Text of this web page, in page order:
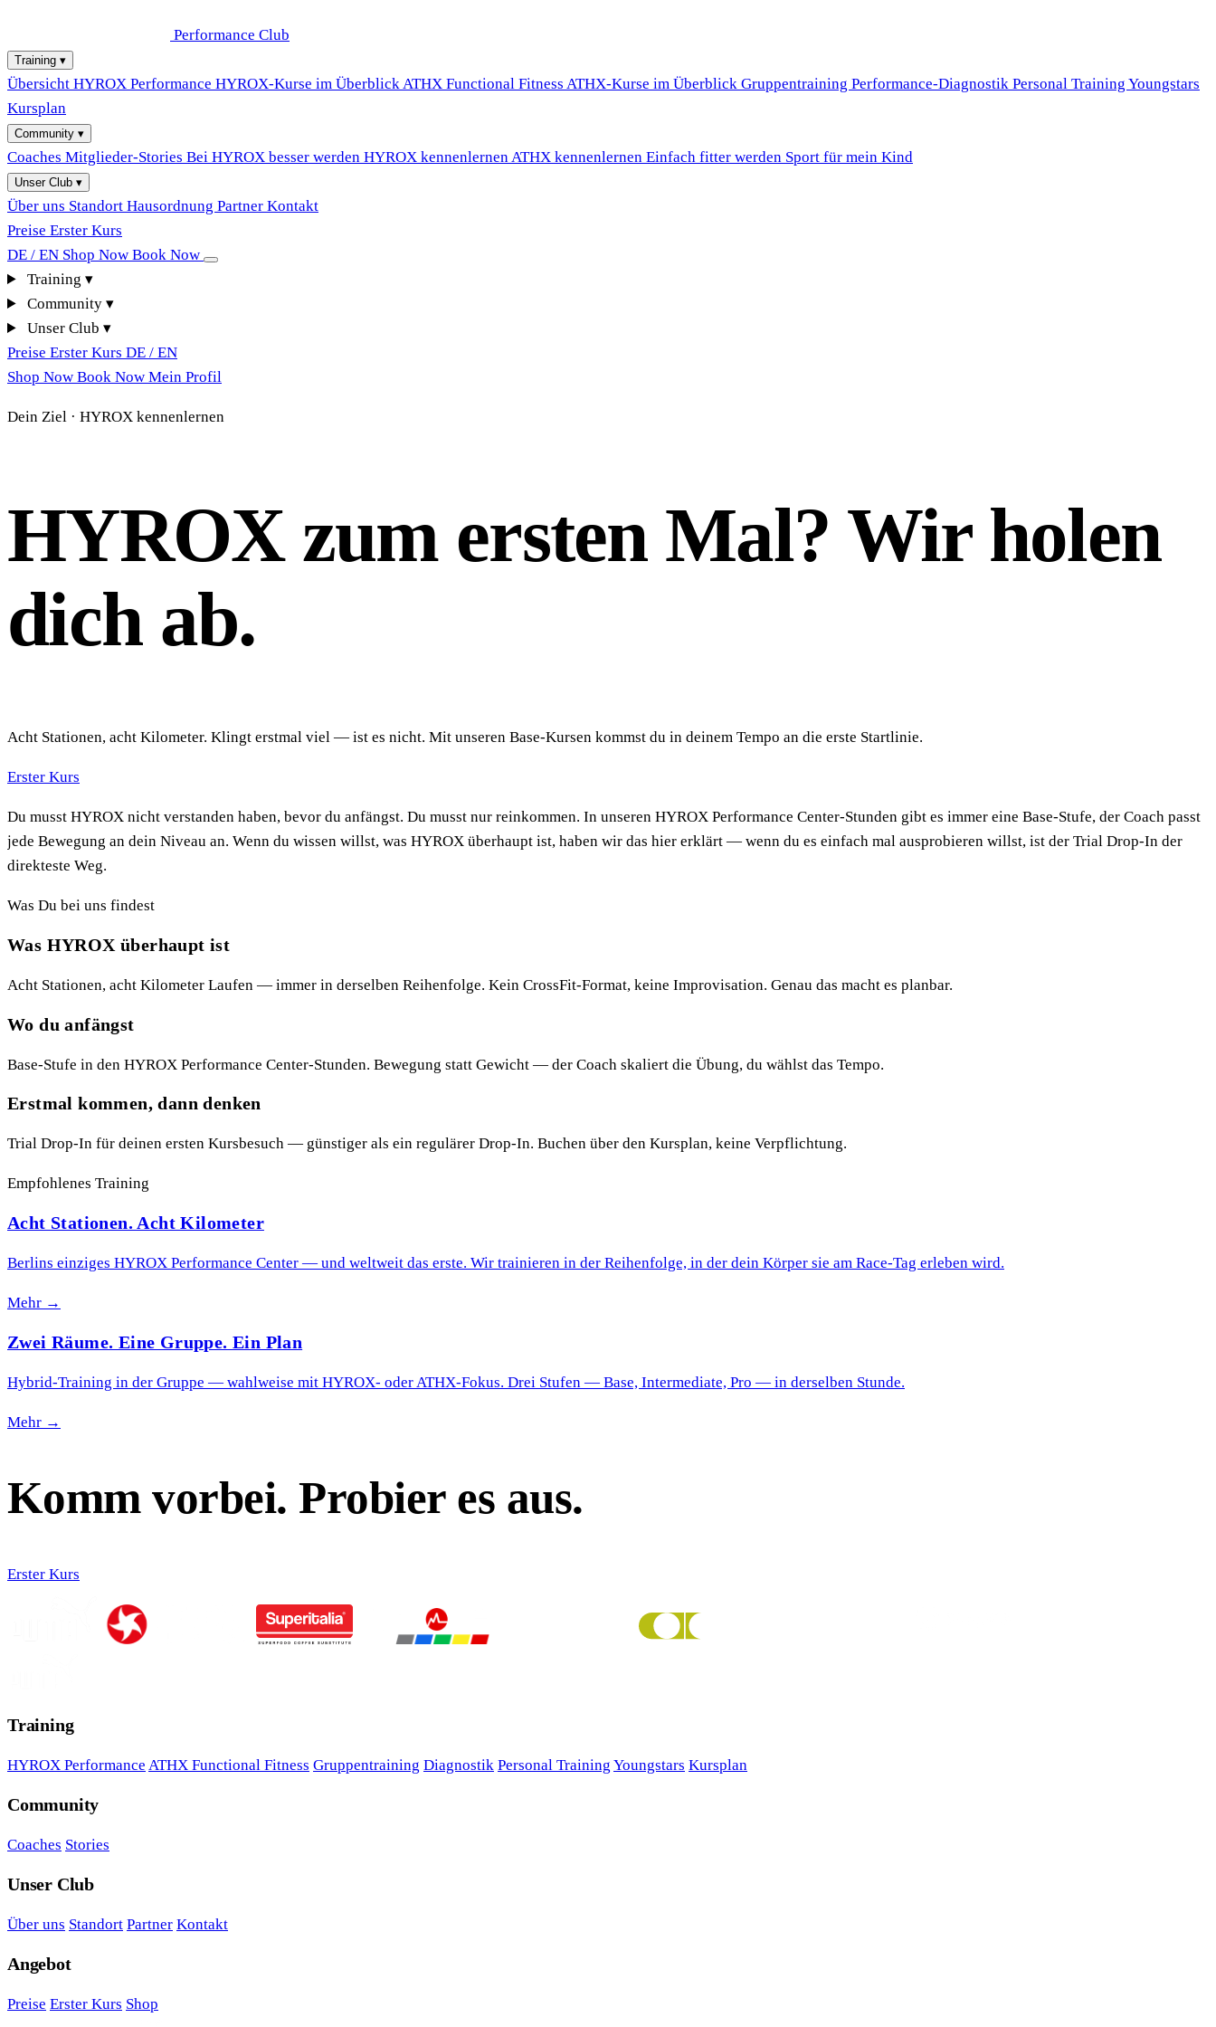
Performance Club
Training ▾
Übersicht HYROX Performance HYROX-Kurse im ÜberblickATHX Functional Fitness ATHX-Kurse im Überblick Gruppentraining Performance-Diagnostik Personal Training Youngstars
Kursplan
Community ▾
Coaches Mitglieder-Stories Bei HYROX besser werden HYROX kennenlernenATHX kennenlernen Einfach fitter werden Sport für mein Kind
Unser Club ▾
Über uns Standort Hausordnung Partner Kontakt
Preise Erster Kurs
DE / EN Shop Now Book Now
Training ▾
Community ▾
Unser Club ▾
Preise Erster Kurs DE / EN
Shop Now Book Now Mein Profil
Dein Ziel · HYROX kennenlernen
HYROX zum ersten Mal? Wir holen
dich ab.
Acht Stationen, acht Kilometer. Klingt erstmal viel — ist es nicht. Mit unseren Base-Kursen kommst du in deinem Tempo an die erste Startlinie.
Erster Kurs
Du musst HYROX nicht verstanden haben, bevor du anfängst. Du musst nur reinkommen. In unseren HYROX Performance Center-Stunden gibt es immer eine Base-Stufe, der Coach passt
jede Bewegung an dein Niveau an. Wenn du wissen willst, was HYROX überhaupt ist, haben wir das hier erklärt — wenn du es einfach mal ausprobieren willst, ist der Trial Drop-In der
direkteste Weg.
Was Du bei uns findest
Was HYROX überhaupt ist
Acht Stationen, acht Kilometer Laufen — immer in derselben Reihenfolge. Kein CrossFit-Format, keine Improvisation. Genau das macht es planbar.
Wo du anfängst
Base-Stufe in den HYROX Performance Center-Stunden. Bewegung statt Gewicht — der Coach skaliert die Übung, du wählst das Tempo.
Erstmal kommen, dann denken
Trial Drop-In für deinen ersten Kursbesuch — günstiger als ein regulärer Drop-In. Buchen über den Kursplan, keine Verpflichtung.
Empfohlenes Training
Acht Stationen. Acht Kilometer
Berlins einziges HYROX Performance Center — und weltweit das erste. Wir trainieren in der Reihenfolge, in der dein Körper sie am Race-Tag erleben wird.
Mehr →
Zwei Räume. Eine Gruppe. Ein Plan
Hybrid-Training in der Gruppe — wahlweise mit HYROX- oder ATHX-Fokus. Drei Stufen — Base, Intermediate, Pro — in derselben Stunde.
Mehr →
Komm vorbei. Probier es aus.
Erster Kurs
Training
HYROX Performance ATHX Functional Fitness Gruppentraining Diagnostik Personal Training Youngstars Kursplan
Community
Coaches Stories
Unser Club
Über uns Standort Partner Kontakt
Angebot
Preise Erster Kurs Shop